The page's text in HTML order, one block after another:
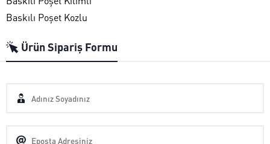
Baskılı Poşet Kozlu
Ürün Sipariş Formu